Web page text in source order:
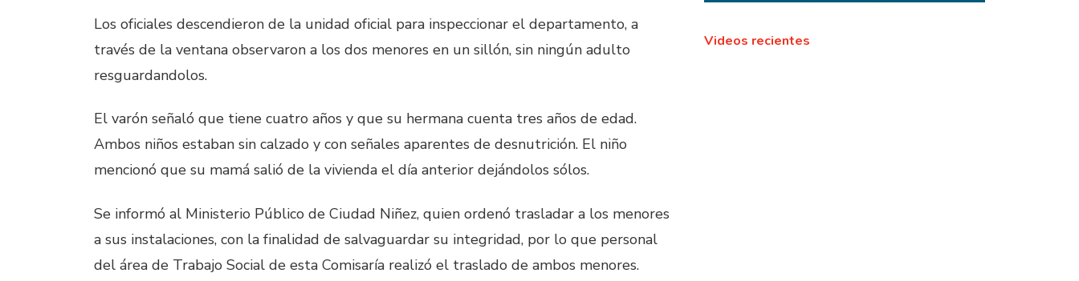
Los oficiales descendieron de la unidad oficial para inspeccionar el departamento, a
través de la ventana observaron a los dos menores en un sillón, sin ningún adulto
resguardandolos.
El varón señaló que tiene cuatro años y que su hermana cuenta tres años de edad.
Ambos niños estaban sin calzado y con señales aparentes de desnutrición. El niño
mencionó que su mamá salió de la vivienda el día anterior dejándolos sólos.
Se informó al Ministerio Público de Ciudad Niñez, quien ordenó trasladar a los menores
a sus instalaciones, con la finalidad de salvaguardar su integridad, por lo que personal
del área de Trabajo Social de esta Comisaría realizó el traslado de ambos menores.
Videos recientes